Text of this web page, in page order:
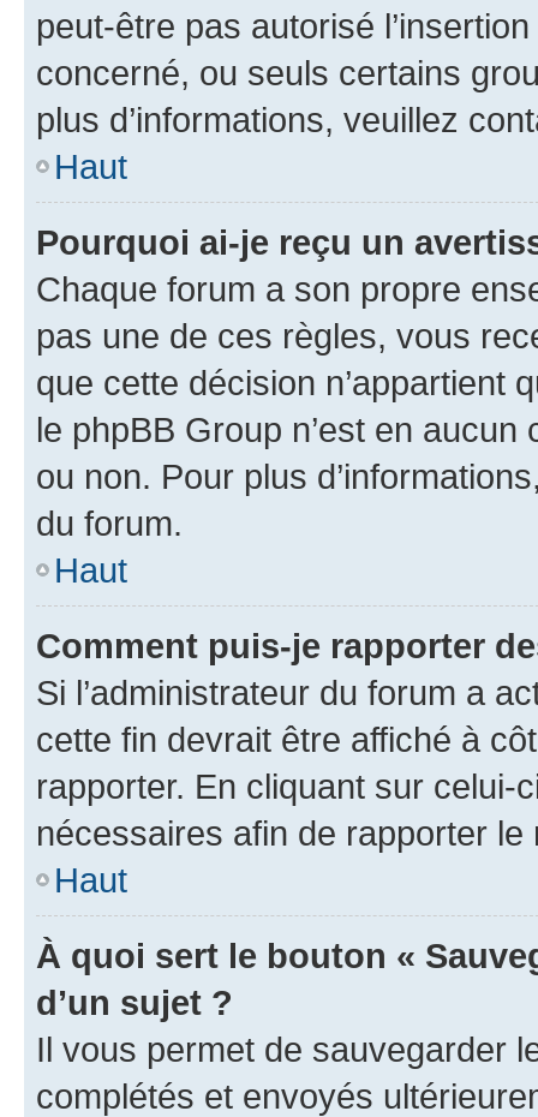
peut-être pas autorisé
concerné, ou seuls certains
plus d’informations, veuillez
Haut
Pourquoi ai-je reçu un
Chaque forum a son propre
pas une de ces règles, vous
que cette décision n’appartient
le phpBB Group n’est en
ou non. Pour plus
du forum.
Haut
Comment puis-je rapporter
Si l’administrateur du forum a
cette fin devrait être affiché à
rapporter. En cliquant sur
nécessaires afin de rapporter le
Haut
À quoi sert le bouton «
d’un sujet ?
Il vous permet de sauvegarder
complétés et envoyés